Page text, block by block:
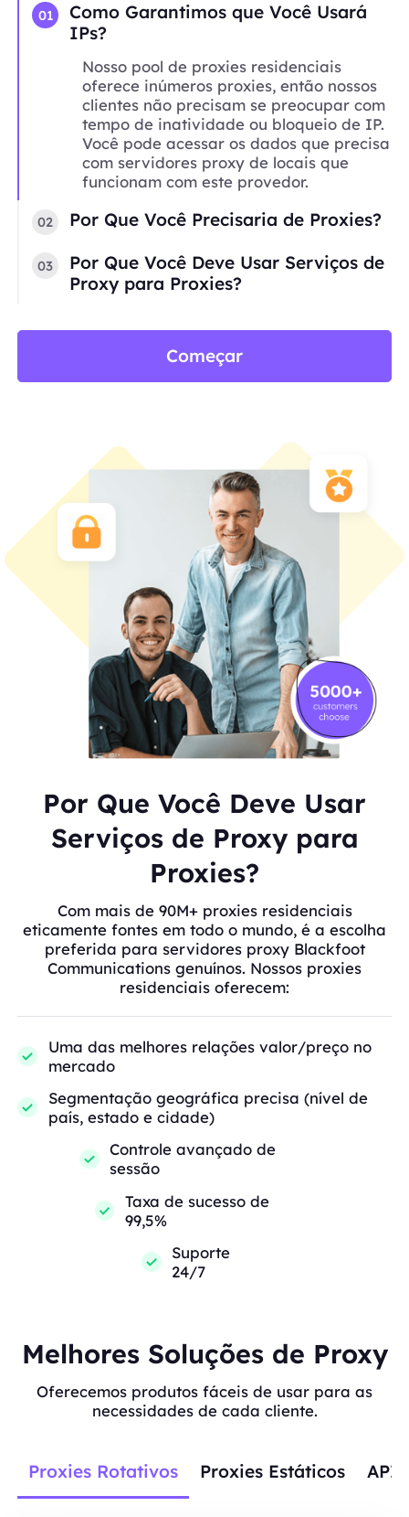
01
Como Garantimos que Você Usará
IPs?
Nosso pool de proxies residenciais
oferece inúmeros proxies, então nossos
clientes não precisam se preocupar com
tempo de inatividade ou bloqueio de IP.
Você pode acessar os dados que precisa
com servidores proxy de locais que
funcionam com este provedor.
02 Por Que Você Precisaria de Proxies?
03
Por Que Você Deve Usar Serviços de
Proxy para Proxies?
Começar
Por Que Você Deve Usar
Serviços de Proxy para
Proxies?
Com mais de 90M+ proxies residenciais
eticamente fontes em todo o mundo, é a escolha
preferida para servidores proxy Blackfoot
Communications genuínos. Nossos proxies
residenciais oferecem:
Uma das melhores relações valor/preço no
mercado
Segmentação geográfica precisa (nível de
país, estado e cidade)
Controle avançado de
sessão
Taxa de sucesso de
99,5%
Suporte
24/7
Melhores Soluções de Proxy
Oferecemos produtos fáceis de usar para as
necessidades de cada cliente.
Proxies Rotativos Proxies Estáticos